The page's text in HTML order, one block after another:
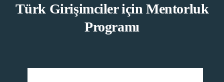
Faaliyetler
Türk Girişimciler için Mentorluk
Programı